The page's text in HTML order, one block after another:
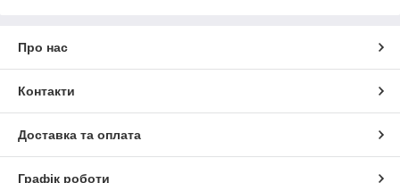
Про нас
Контакти
Доставка та оплата
Графік роботи